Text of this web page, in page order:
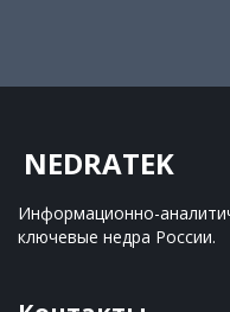
NEDRATEK
Информационно-
ключевые недра России.